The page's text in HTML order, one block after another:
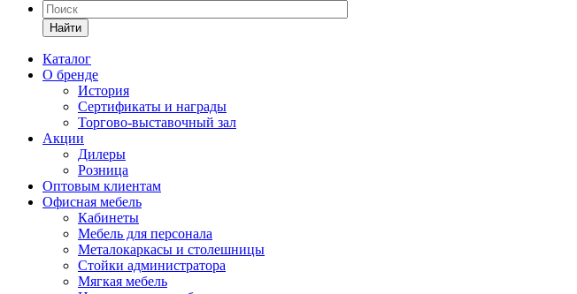
Найти
Каталог
О бренде
История
Сертификаты и награды
Торгово-выставочный зал
Акции
Дилеры
Розница
Оптовым клиентам
Офисная мебель
Кабинеты
Мебель для персонала
Металокаркасы и столешницы
Стойки администратора
Мягкая мебель